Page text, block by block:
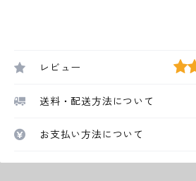
レビュー
送料・配送方法について
お支払い方法について